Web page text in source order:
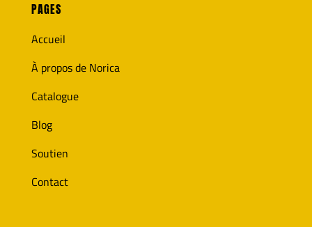
PAGES
Accueil
À propos de Norica
Catalogue
Blog
Soutien
Contact